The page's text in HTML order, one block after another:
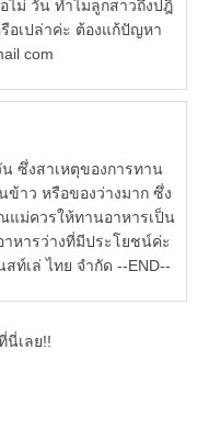
ไม่ วัน ทำไมลูกสาวถึงปฎิ
อเปล่าค่ะ ต้องแก้ปัญหา
com
ซึ่งสาเหตุของการทาน
ข้าว หรือของว่างมาก ซึ่ง
แม่ควรให้ทานอาหารเป็น
าหารว่างที่มีประโยชน์ค่ะ
ท์เล่ ไทย จำกัด --END--
นี่เลย!!